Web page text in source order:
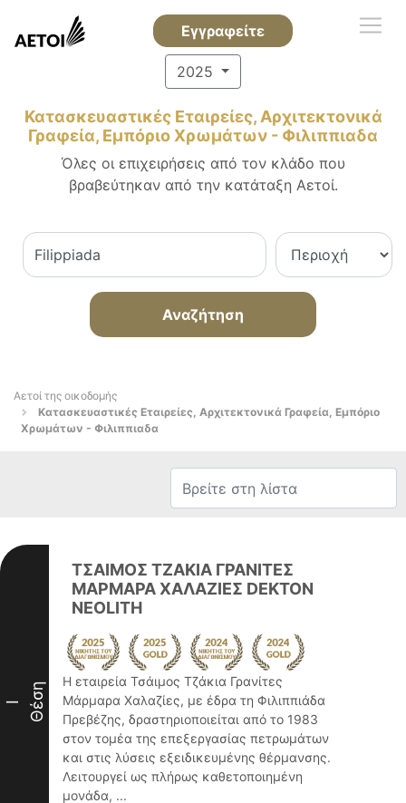
Εγγραφείτε
2025
Κατασκευαστικές Εταιρείες, Αρχιτεκτονικά
Γραφεία, Εμπόριο Χρωμάτων - Φιλιππιαδα
Όλες οι επιχειρήσεις από τον κλάδο που
βραβεύτηκαν από την κατάταξη Αετοί.
Αναζήτηση
Αετοί της οικοδομής
Κατασκευαστικές Εταιρείες, Αρχιτεκτονικά Γραφεία, Εμπόριο
Χρωμάτων - Φιλιππιαδα
I Θέση
ΤΣΑΙΜΟΣ ΤΖΑΚΙΑ ΓΡΑΝΙΤΕΣ
ΜΑΡΜΑΡΑ ΧΑΛΑΖΙΕΣ DEKTON
NEOLITH
Η εταιρεία Τσάιμος Τζάκια Γρανίτες
Μάρμαρα Χαλαζίες, με έδρα τη Φιλιππιάδα
Πρεβέζης, δραστηριοποιείται από το 1983
στον τομέα της επεξεργασίας πετρωμάτων
και στις λύσεις εξειδικευμένης θέρμανσης.
Λειτουργεί ως πλήρως καθετοποιημένη
μονάδα, ...